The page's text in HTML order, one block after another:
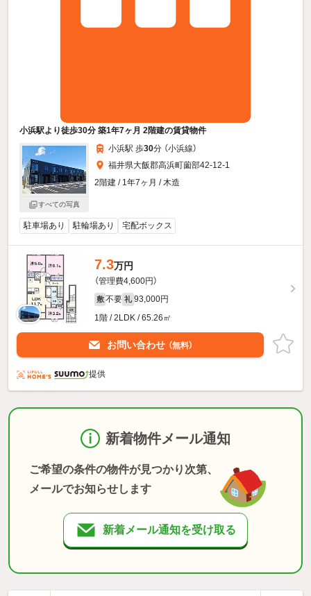
小浜駅より徒歩30分 築1年7ヶ月 2階建の賃貸物件
すべての写真
小浜駅 歩30分 （小浜線）
福井県大飯郡高浜町薗部42-12-1
2階建 / 1年7ヶ月 / 木造
駐車場あり 駐輪場あり 宅配ボックス
7.3万円
（管理費4,600円）
敷 不要 礼 93,000円
1階 / 2LDK / 65.26㎡
お問い合わせ （無料）
提供
新着物件メール通知
ご希望の条件の物件が見つかり次第、
メールでお知らせします
新着メール通知を受け取る